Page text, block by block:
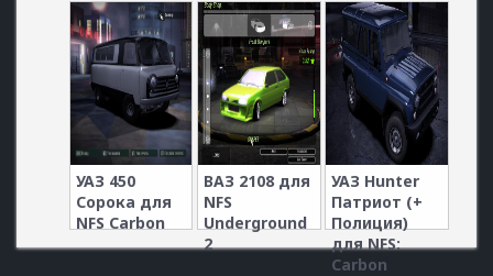
УАЗ 450
Сорока для
NFS Carbon
ВАЗ 2108 для
NFS
Underground
2
УАЗ Hunter
Патриот (+
Полиция)
для NFS:
Carbon